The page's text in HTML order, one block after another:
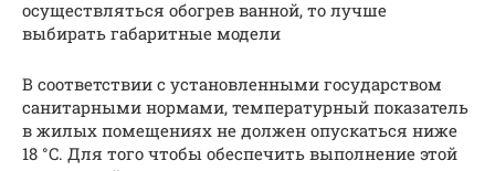
осуществляться обогрев ванной, то лучше
выбирать габаритные модели
В соответствии с установленными государством
санитарными нормами, температурный показатель
в жилых помещениях не должен опускаться ниже
18 °C. Для того чтобы обеспечить выполнение этой